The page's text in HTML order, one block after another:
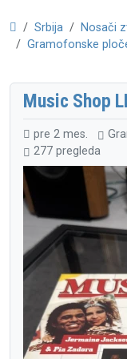
Srbija
Nosači
Gramofonske
Music Shop
pre 2 mes.
277 pregleda